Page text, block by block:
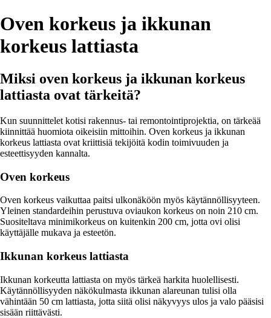
Oven korkeus ja ikkunan
korkeus lattiasta
Miksi oven korkeus ja ikkunan korkeus
lattiasta ovat tärkeitä?
Kun suunnittelet kotisi rakennus- tai remontointiprojektia, on tärkeää
kiinnittää huomiota oikeisiin mittoihin. Oven korkeus ja ikkunan
korkeus lattiasta ovat kriittisiä tekijöitä kodin toimivuuden ja
esteettisyyden kannalta.
Oven korkeus
Oven korkeus vaikuttaa paitsi ulkonäköön myös käytännöllisyyteen.
Yleinen standardeihin perustuva oviaukon korkeus on noin 210 cm.
Suositeltava minimikorkeus on kuitenkin 200 cm, jotta ovi olisi
käyttäjälle mukava ja esteetön.
Ikkunan korkeus lattiasta
Ikkunan korkeutta lattiasta on myös tärkeä harkita huolellisesti.
Käytännöllisyyden näkökulmasta ikkunan alareunan tulisi olla
vähintään 50 cm lattiasta, jotta siitä olisi näkyvyys ulos ja valo pääsisi
sisään riittävästi.